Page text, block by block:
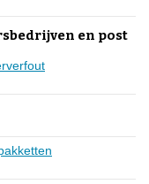
en post